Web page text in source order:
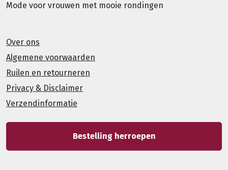
Mode voor vrouwen met mooie rondingen
Over ons
Algemene voorwaarden
Ruilen en retourneren
Privacy & Disclaimer
Verzendinformatie
Bestelling herroepen